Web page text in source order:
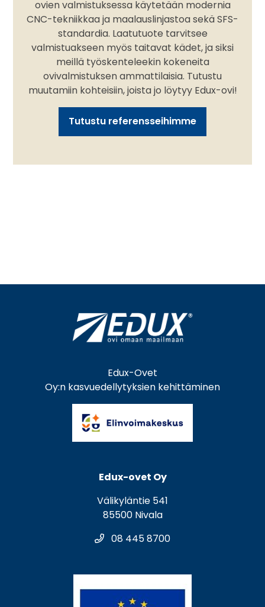
ovien valmistuksessa käytetään modernia
CNC-tekniikkaa ja maalauslinjastoa sekä SFS-
standardia. Laatutuote tarvitsee
valmistuakseen myös taitavat kädet, ja siksi
meillä työskenteleekin kokeneita
ovivalmistuksen ammattilaisia. Tutustu
muutamiin kohteisiin, joista jo löytyy Edux-ovi!
Tutustu referensseihimme
Edux-Ovet
Oy:n kasvuedellytyksien kehittäminen
Edux-ovet Oy
Välikyläntie 541
85500 Nivala
08 445 8700